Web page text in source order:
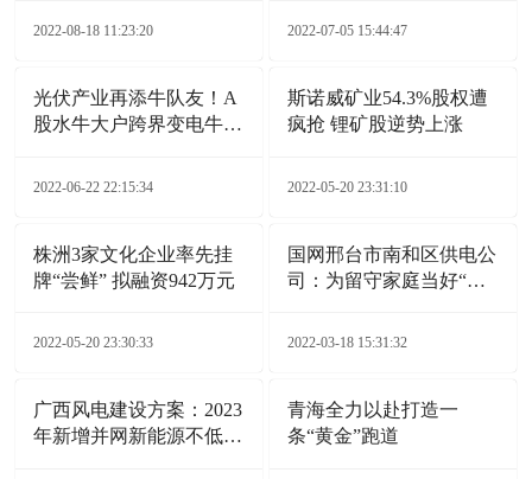
2022-08-18 11:23:20 2022-07-05 15:44:47
光伏产业再添牛队友！A
股水牛大户跨界变电牛，
2022-06-22 22:15:34
斯诺威矿业54.3%股权遭
疯抢 锂矿股逆势上涨
2022-05-20 23:31:10
株洲3家文化企业率先挂
牌“尝鲜” 拟融资942万元
2022-05-20 23:30:33
国网邢台市南和区供电公
司：为留守家庭当好“电
2022-03-18 15:31:32
广西风电建设方案：2023
年新增并网新能源不低于
青海全力以赴打造一
条“黄金”跑道